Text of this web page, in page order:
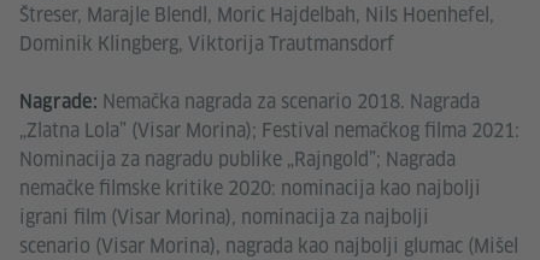
Štreser, Marajle Blendl, Moric Hajdelbah, Nils Hoenhefel,
Dominik Klingberg, Viktorija Trautmansdorf
Nagrade: Nemačka nagrada za scenario 2018. Nagrada
„Zlatna Lola” (Visar Morina); Festival nemačkog filma 2021:
Nominacija za nagradu publike „Rajngold”; Nagrada
nemačke filmske kritike 2020: nominacija kao najbolji
igrani film (Visar Morina), nominacija za najbolji
scenario (Visar Morina), nagrada kao najbolji glumac (Mišel